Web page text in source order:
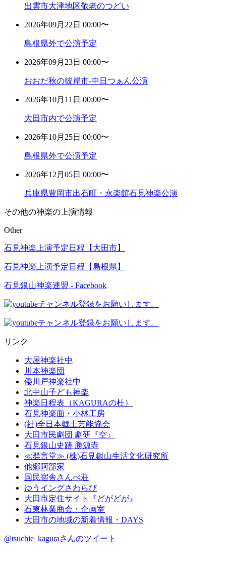
出雲市大津地区敬老のつどい
2026年09月22日 00:00〜
島根県外で公演予定
2026年09月23日 00:00〜
おおだ秋の彼岸市-中日つぁん公演
2026年10月11日 00:00〜
大田市内で公演予定
2026年10月25日 00:00〜
島根県外で公演予定
2026年12月05日 00:00〜
兵庫県豊岡市出石町・永楽館石見神楽公演
その他の神楽の上演情報
Other
石見神楽上演予定日程【大田市】
石見神楽上演予定日程【島根県】
石見銀山神楽連盟 - Facebook
リンク
大屋神楽社中
川本神楽団
倭川戸神楽社中
北中山子ども神楽
神楽日程表（KAGURAの杜）
石見神楽面・小林工房
(社)全日本郷土芸能協会
大田市民劇団 劇研『空』
石見銀山史跡 勝源寺
≪群言堂≫ (株)石見銀山生活文化研究所
他郷阿部家
国民宿舎さんべ荘
ゆうイングさわらび
大田市定住サイト『どがどが』
石東林業商会・企画室
大田市の地域の新着情報・DAYS
@tsuchie_kaguraさんのツイート